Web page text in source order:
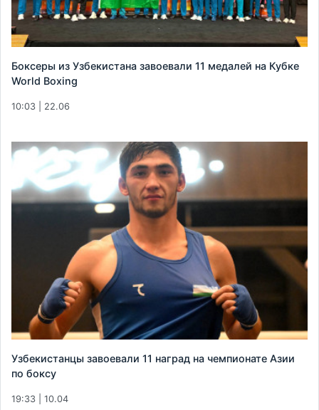
Боксеры из Узбекистана завоевали 11 медалей на Кубке
World Boxing
10:03 | 22.06
Узбекистанцы завоевали 11 наград на чемпионате Азии
по боксу
19:33 | 10.04